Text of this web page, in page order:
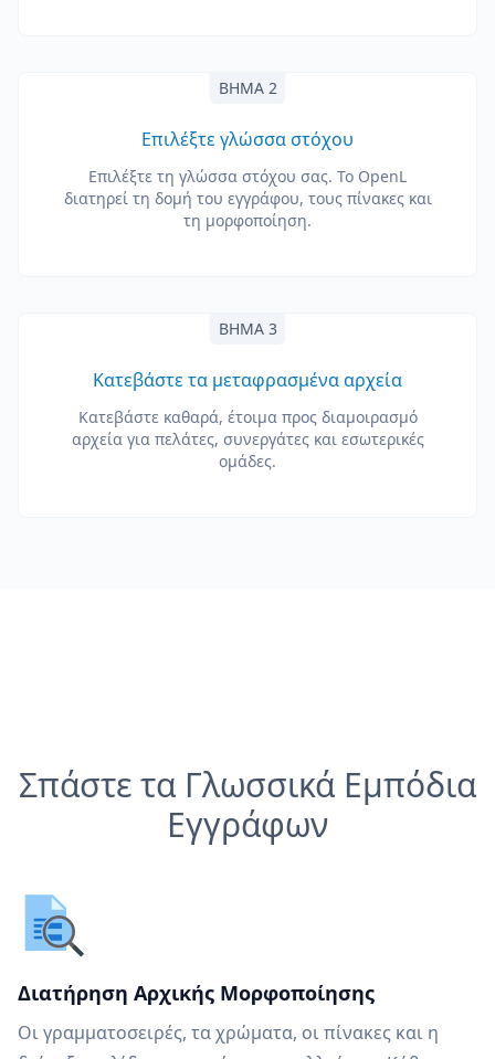
ΒΉΜΑ 2
Επιλέξτε γλώσσα στόχου
Επιλέξτε τη γλώσσα στόχου σας. Το OpenL
διατηρεί τη δομή του εγγράφου, τους πίνακες και
τη μορφοποίηση.
ΒΉΜΑ 3
Κατεβάστε τα μεταφρασμένα αρχεία
Κατεβάστε καθαρά, έτοιμα προς διαμοιρασμό
αρχεία για πελάτες, συνεργάτες και εσωτερικές
ομάδες.
Σπάστε τα Γλωσσικά Εμπόδια
Εγγράφων
Διατήρηση Αρχικής Μορφοποίησης
Οι γραμματοσειρές, τα χρώματα, οι πίνακες και η